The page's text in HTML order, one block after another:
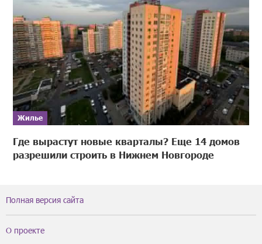
Жилье
Где вырастут новые кварталы? Еще 14 домов
разрешили строить в Нижнем Новгороде
Полная версия сайта
О проекте